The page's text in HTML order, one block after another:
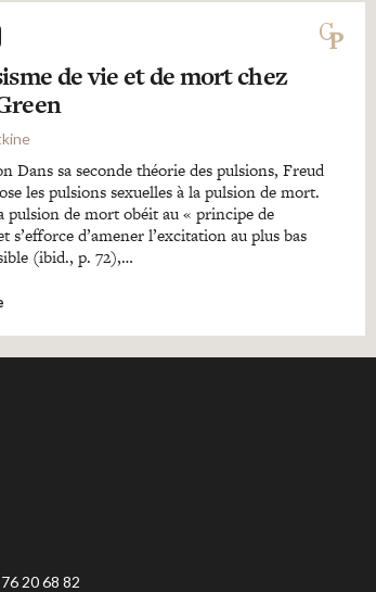
de vie et de mort chez
Dans sa seconde théorie des pulsions, Freud
les pulsions sexuelles à la pulsion de mort.
pulsion de mort obéit au « principe de
s’efforce d’amener l’excitation au plus bas
(ibid., p. 72),…
20 68 82